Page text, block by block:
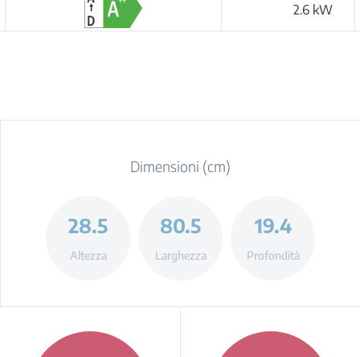
2.6 kW
Dimensioni (cm)
28.5
Altezza
80.5
Larghezza
19.4
Profondità